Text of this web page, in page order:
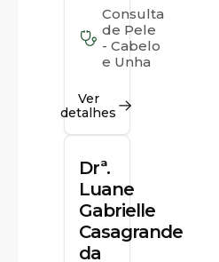
Consulta
de Pele
- Cabelo
e Unha
Ver
detalhes
Drª.
Luane
Gabrielle
Casagrande
da